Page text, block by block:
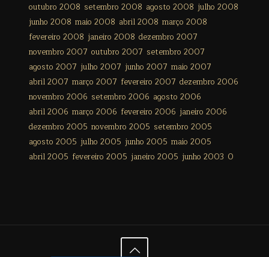
outubro 2008 setembro 2008 agosto 2008 julho 2008
junho 2008 maio 2008 abril 2008 março 2008
fevereiro 2008 janeiro 2008 dezembro 2007
novembro 2007 outubro 2007 setembro 2007
agosto 2007 julho 2007 junho 2007 maio 2007
abril 2007 março 2007 fevereiro 2007 dezembro 2006
novembro 2006 setembro 2006 agosto 2006
abril 2006 março 2006 fevereiro 2006 janeiro 2006
dezembro 2005 novembro 2005 setembro 2005
agosto 2005 julho 2005 junho 2005 maio 2005
abril 2005 fevereiro 2005 janeiro 2005 junho 2003 0